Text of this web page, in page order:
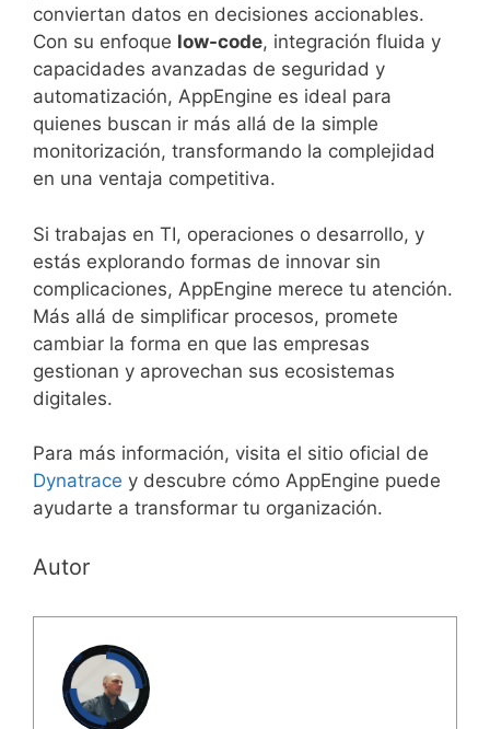
conviertan datos en decisiones accionables.
Con su enfoque low-code, integración fluida y
capacidades avanzadas de seguridad y
automatización, AppEngine es ideal para
quienes buscan ir más allá de la simple
monitorización, transformando la complejidad
en una ventaja competitiva.
Si trabajas en TI, operaciones o desarrollo, y
estás explorando formas de innovar sin
complicaciones, AppEngine merece tu atención.
Más allá de simplificar procesos, promete
cambiar la forma en que las empresas
gestionan y aprovechan sus ecosistemas
digitales.
Para más información, visita el sitio oficial de
Dynatrace y descubre cómo AppEngine puede
ayudarte a transformar tu organización.
Autor